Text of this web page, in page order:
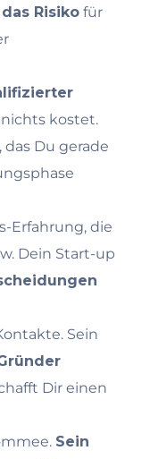
Risiko für
nichts kostet.
, das Du gerade
Erfahrung, die
Dein Start-up
Sein
Dir einen
Sein